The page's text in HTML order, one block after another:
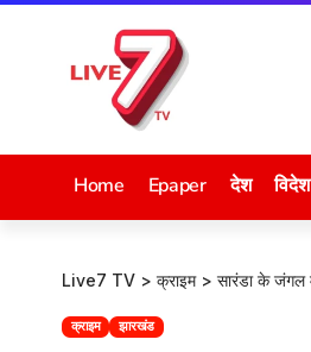
Home Epaper देश विदेश
Live7 TV > क्राइम> सारंडा के जंगल
क्राइम झारखंड